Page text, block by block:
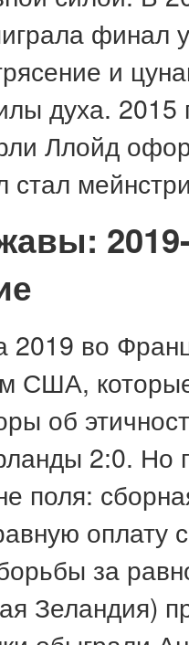
финал
и
духа.
Ллойд
стал
2019 во
США,
об
2:0. Но
поля:
оплату
за
Зеландия)